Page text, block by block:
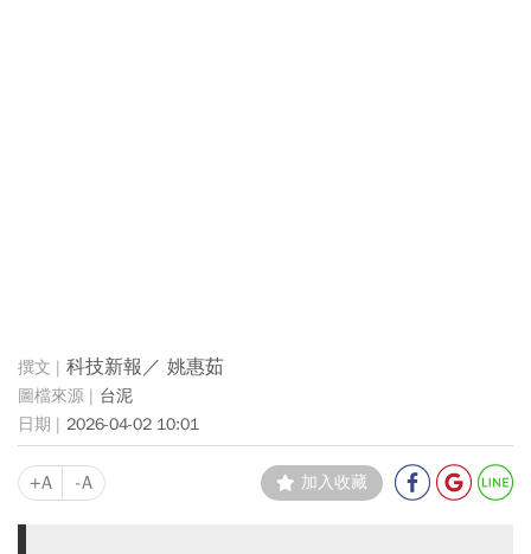
科技新報／ 姚惠茹
台泥
2026-04-02 10:01
+A -A 加入收藏